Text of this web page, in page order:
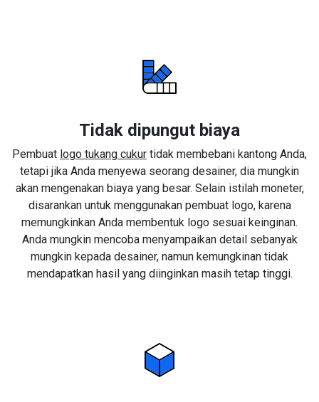
Tidak dipungut biaya
Pembuat logo tukang cukur tidak membebani kantong Anda,
tetapi jika Anda menyewa seorang desainer, dia mungkin
akan mengenakan biaya yang besar. Selain istilah moneter,
disarankan untuk menggunakan pembuat logo, karena
memungkinkan Anda membentuk logo sesuai keinginan.
Anda mungkin mencoba menyampaikan detail sebanyak
mungkin kepada desainer, namun kemungkinan tidak
mendapatkan hasil yang diinginkan masih tetap tinggi.